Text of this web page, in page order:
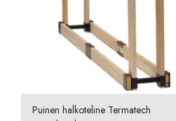
Puinen halkoteline Termatech